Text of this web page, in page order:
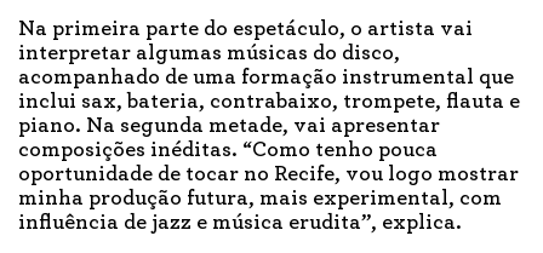
Na primeira parte do espetáculo, o artista vai
interpretar algumas músicas do disco,
acompanhado de uma formação instrumental que
inclui sax, bateria, contrabaixo, trompete, flauta e
piano. Na segunda metade, vai apresentar
composições inéditas. “Como tenho pouca
oportunidade de tocar no Recife, vou logo mostrar
minha produção futura, mais experimental, com
influência de jazz e música erudita”, explica.